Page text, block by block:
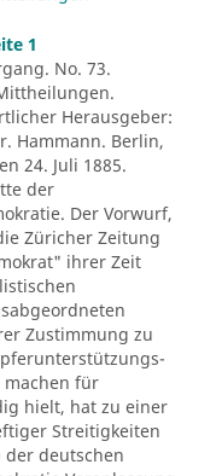
1
No. 73.
Herausgeber:
Hammann. Berlin,
24. Juli 1885.
der
Der Vorwurf,
Züricher Zeitung
ihrer Zeit
Zustimmung zu
machen für
hielt, hat zu einer
Streitigkeiten
deutschen